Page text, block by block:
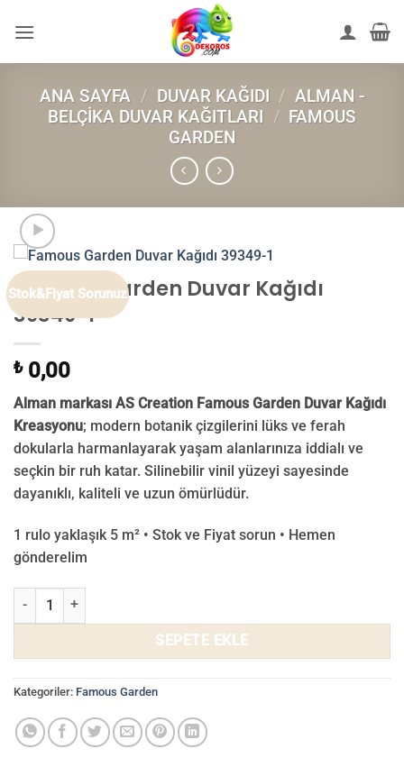
atla
ANA SAYFA / DUVAR KAĞIDI / ALMAN -
BELÇIKA DUVAR KAĞITLARI / FAMOUS
GARDEN
Stok&Fiyat Sorunuz
Famous Garden Duvar Kağıdı
39349-1
₺0,00
Alman markası AS Creation Famous Garden Duvar Kağıdı
Kreasyonu; modern botanik çizgilerini lüks ve ferah
dokularla harmanlayarak yaşam alanlarınıza iddialı ve
seçkin bir ruh katar. Silinebilir vinil yüzeyi sayesinde
dayanıklı, kaliteli ve uzun ömürlüdür.
1 rulo yaklaşık 5 m² • Stok ve Fiyat sorun • Hemen
gönderelim
Famous Garden Duvar Kağıdı 39349-1 adet
SEPETE EKLE
Kategoriler: Famous Garden